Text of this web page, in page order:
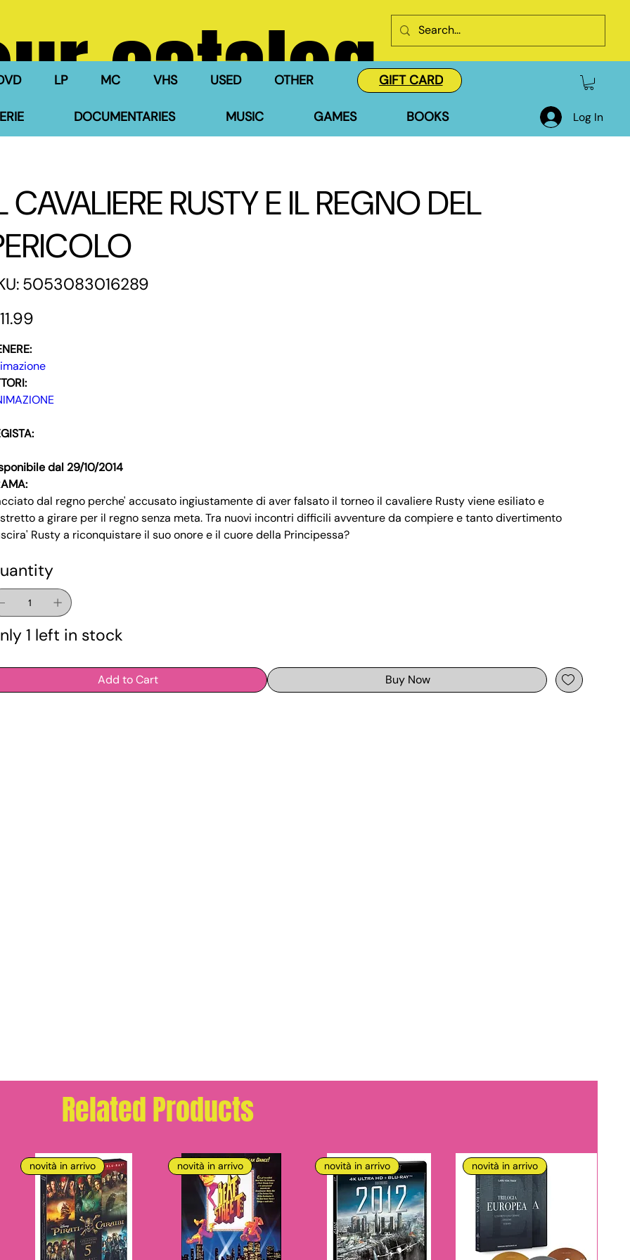
LP MC VHS USED OTHER
DOCUMENTARIES MUSIC GAMES BOOKS
GIFT CARD
Log In
catalog
CAVALIERE RUSTY E IL REGNO DEL
SKU
5053083016289
5053083016289
dal 29/10/2014
dal regno perche' accusato ingiustamente di aver falsato il torneo il cavaliere Rusty viene esiliato e
a girare per il regno senza meta. Tra nuovi incontri difficili avventure da compiere e tanto divertimento
Rusty a riconquistare il suo onore e il cuore della Principessa?
1 left in stock
Add to Cart Buy Now
Related Products
novità in arrivo novità in arrivo novità in arrivo novità in arrivo